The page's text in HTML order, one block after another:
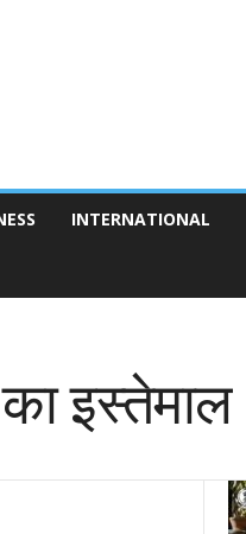
INTERNATIONAL
इस्तेमाल